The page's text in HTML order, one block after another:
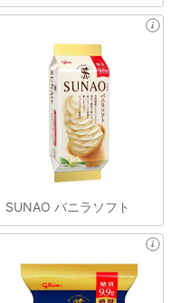
SUNAO バニラソフト